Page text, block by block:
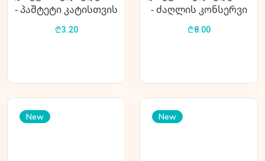
- პაშტეტი კატისთვის
3 სახეობის
₾3.20
- ძაღლის კონსერვი
კუჭ-ნაწლავისთვის
₾8.00
New New